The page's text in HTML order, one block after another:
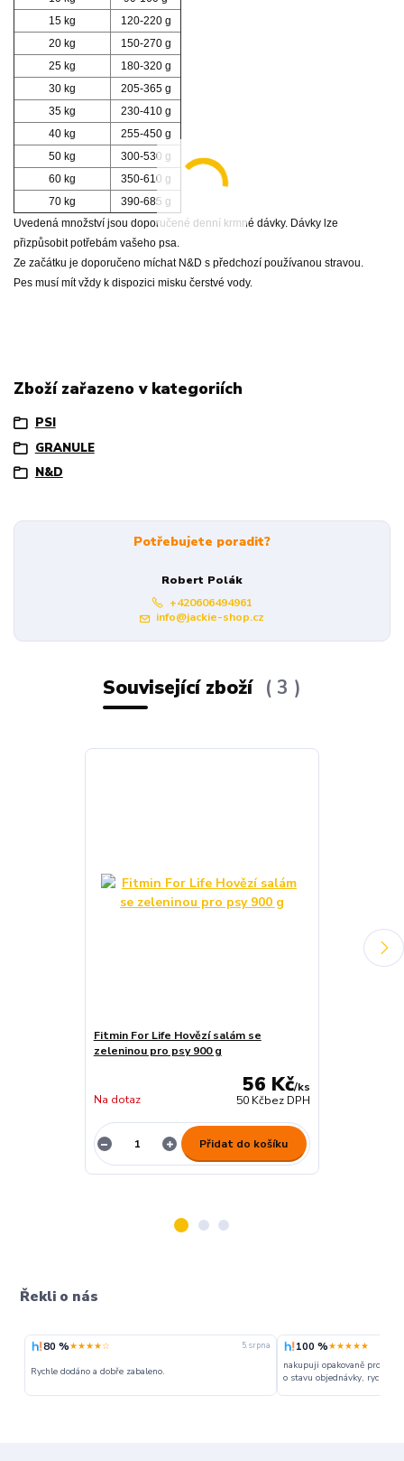
15 kg
120-220 g
20 kg
150-270 g
25 kg
180-320 g
30 kg
205-365 g
35 kg
230-410 g
40 kg
255-450 g
50 kg
300-530 g
60 kg
350-610 g
70 kg
390-685 g
Uvedená množství jsou doporučené denní krmné dávky. Dávky lze
přizpůsobit potřebám vašeho psa.
Ze začátku je doporučeno míchat N&D s předchozí používanou stravou.
Pes musí mít vždy k dispozici misku čerstvé vody.
Zboží zařazeno v kategoriích
PSI
GRANULE
N&D
Potřebujete poradit?
Robert Polák
+420606494961
info@jackie-shop.cz
Související zboží 3
Fitmin For Life Hovězí salám se
zeleninou pro psy 900 g
56 Kč/ks
50 Kčbez DPH
Na dotaz
Přidat do košíku
Řekli o nás
80 %★★★★☆ 5. srpna
Rychle dodáno a dobře zabaleno.
100 %★★★★★
nakupuji opakovaně pro
o stavu objednávky, rychlost